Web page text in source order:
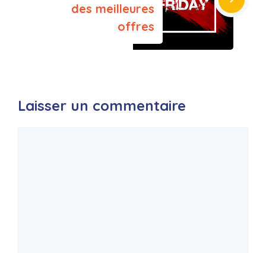
des meilleures
offres
Laisser un commentaire